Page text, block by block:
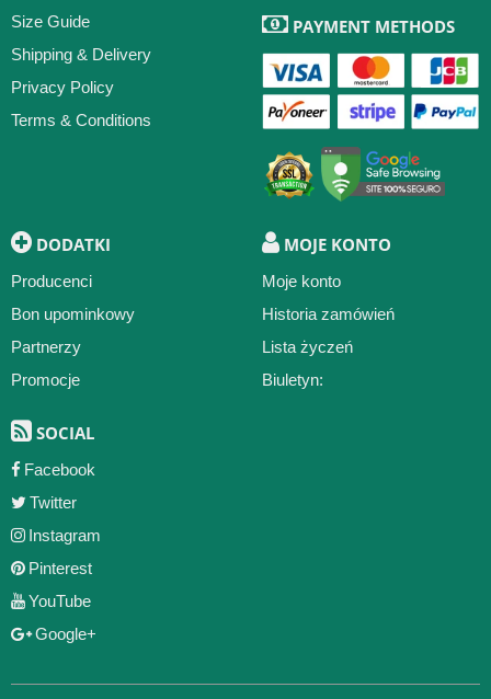
Size Guide
Shipping & Delivery
Privacy Policy
Terms & Conditions
PAYMENT METHODS
DODATKI
Producenci
Bon upominkowy
Partnerzy
Promocje
MOJE KONTO
Moje konto
Historia zamówień
Lista życzeń
Biuletyn:
SOCIAL
Facebook
Twitter
Instagram
Pinterest
YouTube
Google+